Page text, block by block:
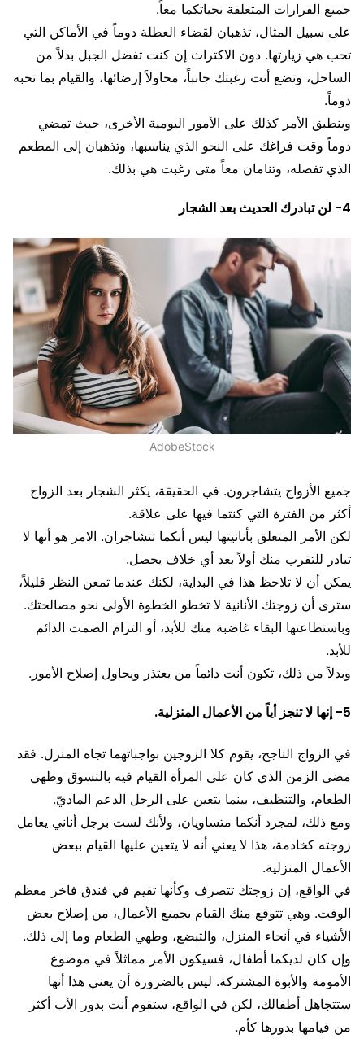
جميع القرارات المتعلقة بحياتكما معاً.
على سبيل المثال، تذهبان لقضاء العطلة دوماً في الأماكن التي
تحب هي زيارتها. دون الاكتراث إن كنت تفضل الجبل بدلاً من
الساحل، وتضع أنت رغبتك جانباً، محاولاً إرضائها، والقيام بما تحبه
دوماً.
وينطبق الأمر كذلك على الأمور اليومية الأخرى، حيث تمضي
دوماً وقت فراغك على النحو الذي يناسبها، وتذهبان إلى المطعم
الذي تفضله، وتنامان معاً متى رغبت هي بذلك.
4- لن تبادرك الحديث بعد الشجار
AdobeStock
جميع الأزواج يتشاجرون. في الحقيقة، يكثر الشجار بعد الزواج
أكثر من الفترة التي كنتما فيها على علاقة.
لكن الأمر المتعلق بأنانيتها ليس أنكما تتشاجران. الامر هو أنها لا
تبادر للتقرب منك أولاً بعد أي خلاف يحصل.
يمكن أن لا تلاحظ هذا في البداية، لكنك عندما تمعن النظر قليلاً،
سترى أن زوجتك الأنانية لا تخطو الخطوة الأولى نحو مصالحتك.
وباستطاعتها البقاء غاضبة منك للأبد، أو التزام الصمت الدائم
للأبد.
وبدلاً من ذلك، تكون أنت دائماً من يعتذر ويحاول إصلاح الأمور.
5- إنها لا تنجز أياً من الأعمال المنزلية.
في الزواج الناجح، يقوم كلا الزوجين بواجباتهما تجاه المنزل. فقد
مضى الزمن الذي كان على المرأة القيام فيه بالتسوق وطهي
الطعام، والتنظيف، بينما يتعين على الرجل الدعم الماديّ.
ومع ذلك، لمجرد أنكما متساويان، ولأنك لست برجل أناني يعامل
زوجته كخادمة، هذا لا يعني أنه لا يتعين عليها القيام ببعض
الأعمال المنزلية.
في الواقع، إن زوجتك تتصرف وكأنها تقيم في فندق فاخر معظم
الوقت. وهي تتوقع منك القيام بجميع الأعمال، من إصلاح بعض
الأشياء في أنحاء المنزل، والتبضع، وطهي الطعام وما إلى ذلك.
وإن كان لديكما أطفال، فسيكون الأمر مماثلاً في موضوع
الأمومة والأبوة المشتركة. ليس بالضرورة أن يعني هذا أنها
ستتجاهل أطفالك، لكن في الواقع، ستقوم أنت بدور الأب أكثر
من قيامها بدورها كأم.